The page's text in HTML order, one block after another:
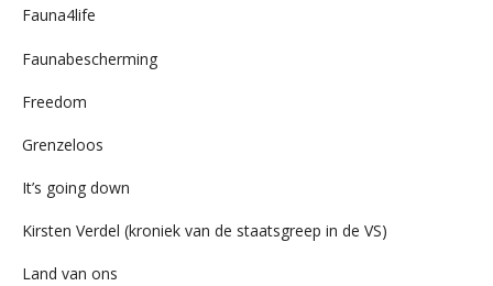
Fauna4life
Faunabescherming
Freedom
Grenzeloos
It’s going down
Kirsten Verdel (kroniek van de staatsgreep in de VS)
Land van ons